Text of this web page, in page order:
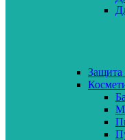
Защита